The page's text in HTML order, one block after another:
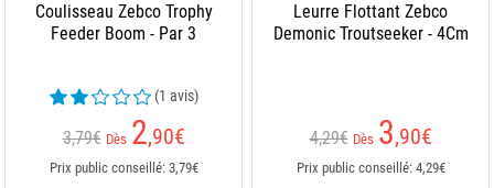
Coulisseau Zebco Trophy
Feeder Boom - Par 3
(1 avis)
3,79€ Dès 2,90€
Prix public conseillé: 3,79€
Leurre Flottant Zebco
Demonic Troutseeker - 4Cm
4,29€ Dès 3,90€
Prix public conseillé: 4,29€